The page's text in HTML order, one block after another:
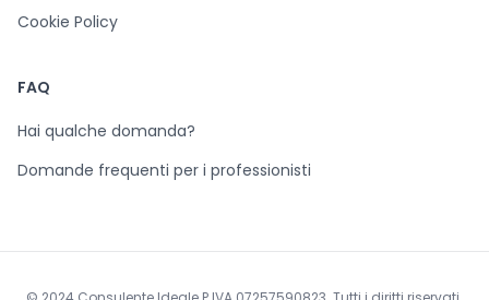
Cookie Policy
FAQ
Hai qualche domanda?
Domande frequenti per i professionisti